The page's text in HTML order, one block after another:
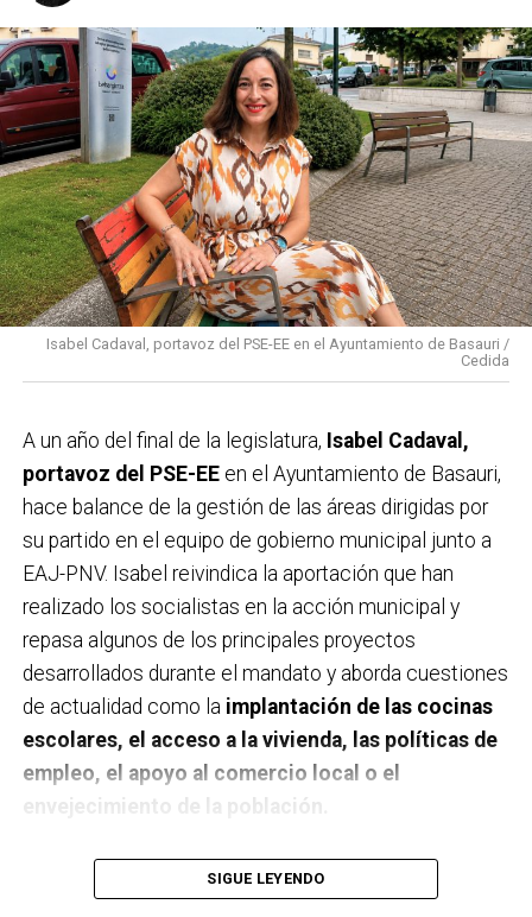
Isabel Cadaval, portavoz del PSE-EE en el Ayuntamiento de Basauri /
Cedida
A un año del final de la legislatura, Isabel Cadaval,
portavoz del PSE-EEen el Ayuntamiento de Basauri,
hace balance de la gestión de las áreas dirigidas por
su partido en el equipo de gobierno municipal junto a
EAJ-PNV. Isabel reivindica la aportación que han
realizado los socialistas en la acción municipal y
repasa algunos de los principales proyectos
desarrollados durante el mandato y aborda cuestiones
de actualidad como la implantación de las cocinas
escolares, el acceso a la vivienda, las políticas de
empleo, el apoyo al comercio local o el
envejecimiento de la población.
A un año de acabar la legislatura, ¿qué balance
haces de la gestión del PSE en tus áreas dentro
SIGUE LEYENDO